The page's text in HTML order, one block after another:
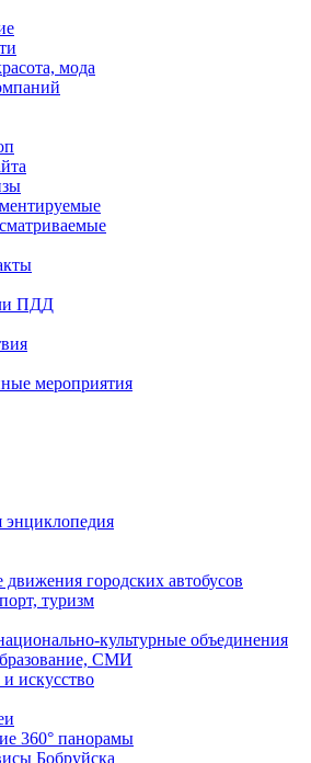
мода
ПДД
мероприятия
энциклопедия
движения городских автобусов
туризм
культурные объединения
СМИ
и искусство
360° панорамы
Бобруйска